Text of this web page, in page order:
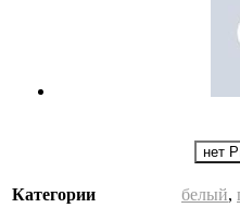
нет
Категории белый,